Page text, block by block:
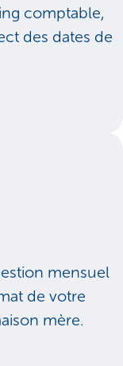
comptable,
des dates de
mensuel
de votre
mère.